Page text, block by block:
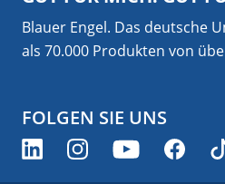
Blauer Engel. Das deutsche
als 70.000 Produkten von
FOLGEN SIE UNS